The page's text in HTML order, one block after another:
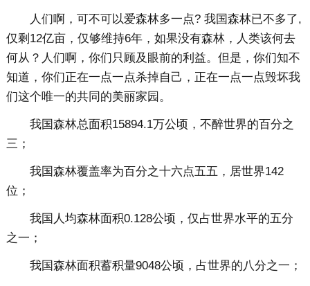
人们啊，可不可以爱森林多一点? 我国森林已不多了,
仅剩12亿亩，仅够维持6年，如果没有森林，人类该何去
何从？人们啊，你们只顾及眼前的利益。但是，你们知不
知道，你们正在一点一点杀掉自己，正在一点一点毁坏我
们这个唯一的共同的美丽家园。
我国森林总面积15894.1万公顷，不醉世界的百分之
三；
我国森林覆盖率为百分之十六点五五，居世界142
位；
我国人均森林面积0.128公顷，仅占世界水平的五分
之一；
我国森林面积蓄积量9048公顷，占世界的八分之一；